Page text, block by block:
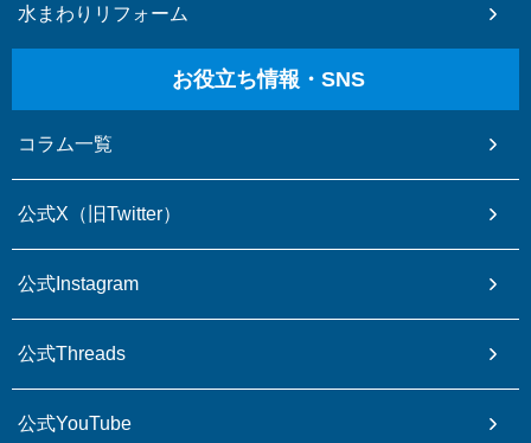
水まわりリフォーム
お役立ち情報・SNS
コラム一覧
公式X（旧Twitter）
公式Instagram
公式Threads
公式YouTube